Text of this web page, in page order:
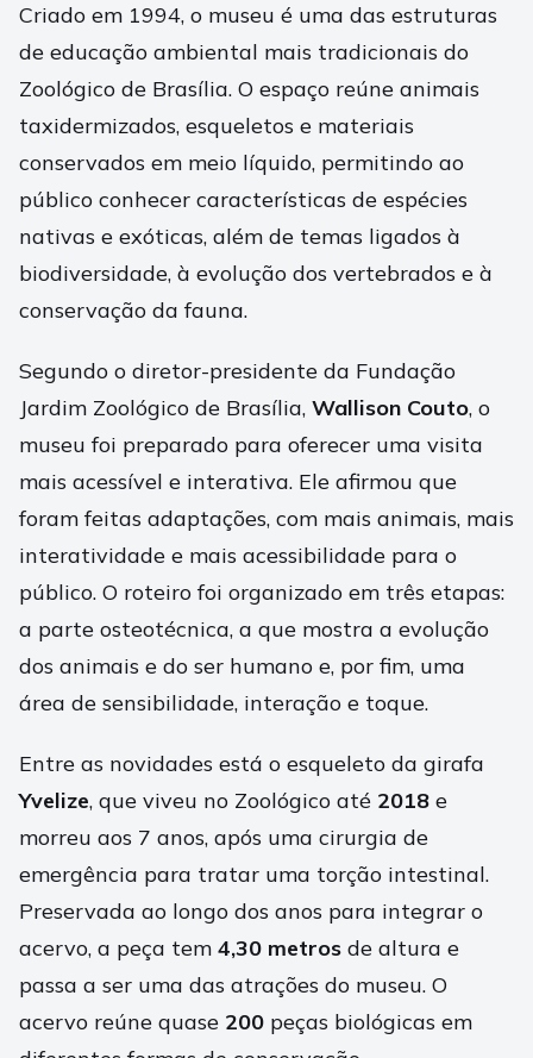
Criado em 1994, o museu é uma das estruturas
de educação ambiental mais tradicionais do
Zoológico de Brasília. O espaço reúne animais
taxidermizados, esqueletos e materiais
conservados em meio líquido, permitindo ao
público conhecer características de espécies
nativas e exóticas, além de temas ligados à
biodiversidade, à evolução dos vertebrados e à
conservação da fauna.
Segundo o diretor-presidente da Fundação
Jardim Zoológico de Brasília, Wallison Couto, o
museu foi preparado para oferecer uma visita
mais acessível e interativa. Ele afirmou que
foram feitas adaptações, com mais animais, mais
interatividade e mais acessibilidade para o
público. O roteiro foi organizado em três etapas:
a parte osteotécnica, a que mostra a evolução
dos animais e do ser humano e, por fim, uma
área de sensibilidade, interação e toque.
Entre as novidades está o esqueleto da girafa
Yvelize, que viveu no Zoológico até 2018 e
morreu aos 7 anos, após uma cirurgia de
emergência para tratar uma torção intestinal.
Preservada ao longo dos anos para integrar o
acervo, a peça tem 4,30 metros de altura e
passa a ser uma das atrações do museu. O
acervo reúne quase 200 peças biológicas em